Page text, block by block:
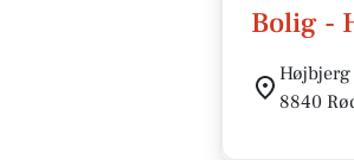
Bolig -
8840